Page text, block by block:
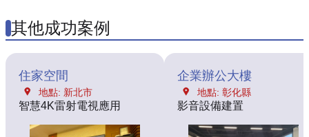
其他成功案例
住家空間
地點: 新北市
智慧4K雷射電視應用
企業辦公大樓
地點: 彰化縣
影音設備建置